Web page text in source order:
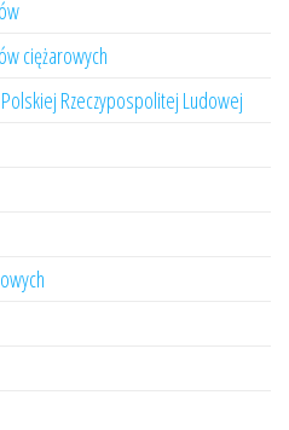
ciężarowych
Rzeczypospolitej Ludowej